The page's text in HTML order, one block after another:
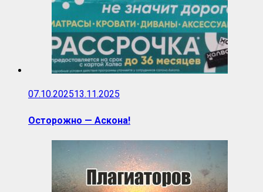
07.10.202513.11.2025
Осторожно — Аскона!